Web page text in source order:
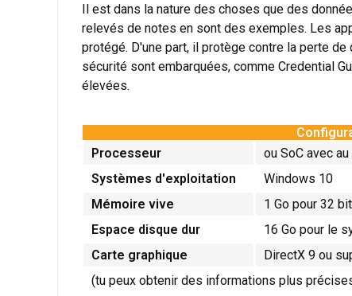
Il est dans la nature des choses que des
relevés de notes en sont des exemples. Les
protégé. D'une part, il protège contre la perte
sécurité sont embarquées, comme Credential
élevées.
Processeur
ou SoC avec
Systèmes d'exploitation
Windows 10
Mémoire vive
1 Go pour 32
Espace disque dur
16 Go pour le
Carte graphique
DirectX 9 ou
(tu peux obtenir des informations plus